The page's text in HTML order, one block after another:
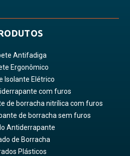
Antifadiga
Ergonômico
Isolante Elétrico
com furos
de borracha nitrílica com furos
de borracha sem furos
Antiderrapante
de Borracha
Plásticos